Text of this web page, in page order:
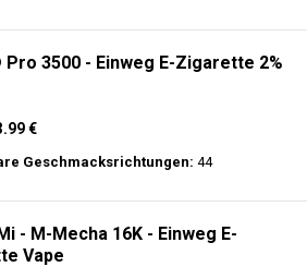
3500 - Einweg E-Zigarette 2%
€
Geschmacksrichtungen: 44
- M-Mecha 16K - Einweg E-
Vape